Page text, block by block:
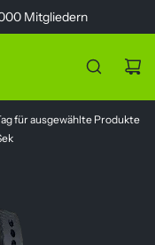
Mitgliedern
für ausgewählte Produkte